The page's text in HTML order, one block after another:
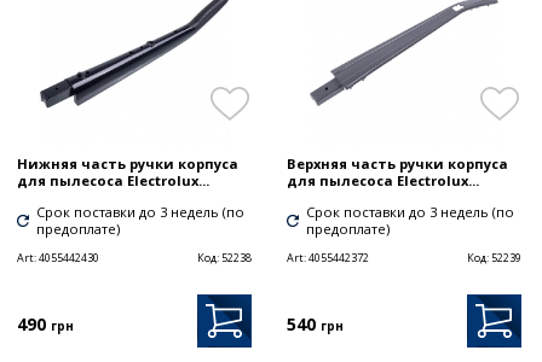
Нижняя часть ручки корпуса
для пылесоса Electrolux...
Срок поставки до 3 недель (по
предоплате)
Art:4055442430 Код:52238
490 грн
Верхняя часть ручки корпуса
для пылесоса Electrolux...
Срок поставки до 3 недель (по
предоплате)
Art:4055442372 Код:52239
540 грн